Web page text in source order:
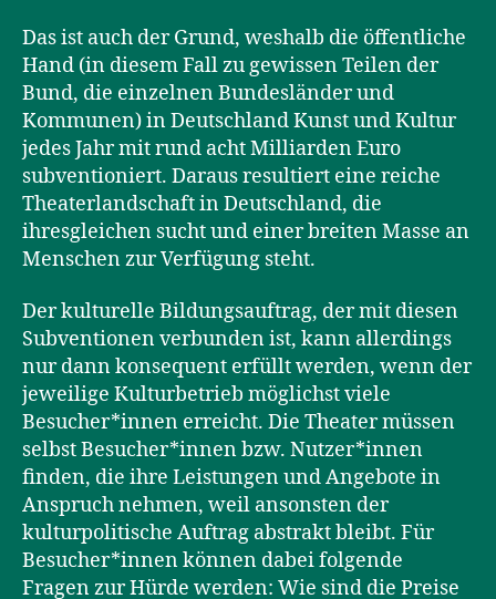
Das ist auch der Grund, weshalb die öffentliche
Hand (in diesem Fall zu gewissen Teilen der
Bund, die einzelnen Bundesländer und
Kommunen) in Deutschland Kunst und Kultur
jedes Jahr mit rund acht Milliarden Euro
subventioniert. Daraus resultiert eine reiche
Theaterlandschaft in Deutschland, die
ihresgleichen sucht und einer breiten Masse an
Menschen zur Verfügung steht.
Der kulturelle Bildungsauftrag, der mit diesen
Subventionen verbunden ist, kann allerdings
nur dann konsequent erfüllt werden, wenn der
jeweilige Kulturbetrieb möglichst viele
Besucher*innen erreicht. Die Theater müssen
selbst Besucher*innen bzw. Nutzer*innen
finden, die ihre Leistungen und Angebote in
Anspruch nehmen, weil ansonsten der
kulturpolitische Auftrag abstrakt bleibt. Für
Besucher*innen können dabei folgende
Fragen zur Hürde werden: Wie sind die Preise